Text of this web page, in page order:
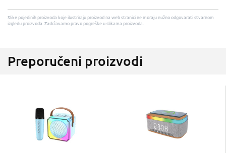
Slike pojedinih proizvoda koje ilustriraju proizvod na web stranici ne moraju nužno odgovarati stvarnom
izgledu proizvoda. Zadržavamo pravo pogreške u slikama proizvoda.
Preporučeni proizvodi